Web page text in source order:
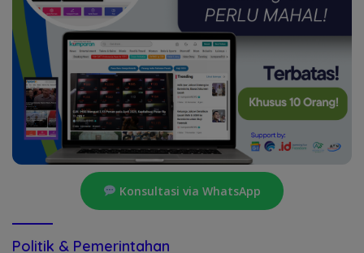
Konsultasi via WhatsApp
Politik & Pemerintahan